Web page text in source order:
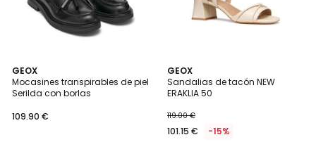
GEOX
Mocasines transpirables de piel
Serilda con borlas
109.90 €
5
/
5
GEOX
Sandalias de tacón NEW
ERAKLIA 50
119.00 €
101.15 € -15%